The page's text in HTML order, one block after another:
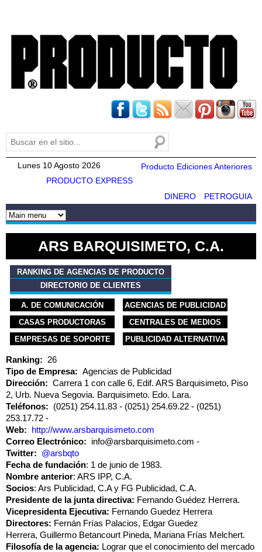
Formulario de búsqueda
Buscar
Lunes 10 Agosto 2026
Producto Ediciones Anteriores
PRODUCTO EXPRESS
PETROGUIA
DINERO
ARS BARQUISIMETO, C.A.
RANKING DE AGENCIAS DE PRODUCTO
DIRECTORIO DE CLIENTES
A. DE COMUNICACIÓN
AGENCIAS DE PUBLICIDAD
CASAS PRODUCTORAS
CENTRALES DE MEDIOS
EMPRESAS DE SOPORTE
PUBLICIDAD ALTERNATIVA
Ranking: 26
Tipo de Empresa: Agencias de Publicidad
Dirección: Carrera 1 con calle 6, Edif. ARS Barquisimeto, Piso
2, Urb. Nueva Segovia. Barquisimeto. Edo. Lara.
Teléfonos: (0251) 254.11.83 (0251) 254.69.22
(0251)
253.17.72
Web: http://www.arsbarquisimeto.com
Correo Electrónico: info@arsbarquisimeto.com
Twitter: @arsbqto
Fecha de fundación: 1 de junio de 1983.
Nombre anterior: ARS IPP, C.A.
Socios: Ars Publicidad, C.A y FG Publicidad, C.A.
Presidente de la junta directiva: Fernando Guédez Herrera.
Vicepresidenta Ejecutiva: Fernando Guedez Herrera
Directores: Fernán Frías Palacios, Edgar Guedez
Herrera, Guillermo Betancourt Pineda, Mariana Frías Melchert.
Filosofía de la agencia: Lograr que el conocimiento del mercado